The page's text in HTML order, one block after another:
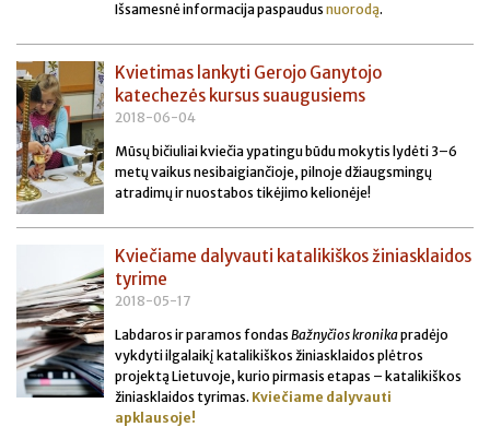
Išsamesnė informacija paspaudus nuorodą.
Kvietimas lankyti Gerojo Ganytojo
katechezės kursus suaugusiems
2018-06-04
Mūsų bičiuliai kviečia ypatingu būdu mokytis lydėti 3–6
metų vaikus nesibaigiančioje, pilnoje džiaugsmingų
atradimų ir nuostabos tikėjimo kelionėje!
Kviečiame dalyvauti katalikiškos žiniasklaidos
tyrime
2018-05-17
Labdaros ir paramos fondas Bažnyčios kronikapradėjo
vykdyti ilgalaikį katalikiškos žiniasklaidos plėtros
projektą Lietuvoje, kurio pirmasis etapas – katalikiškos
žiniasklaidos tyrimas. Kviečiame dalyvauti
apklausoje!